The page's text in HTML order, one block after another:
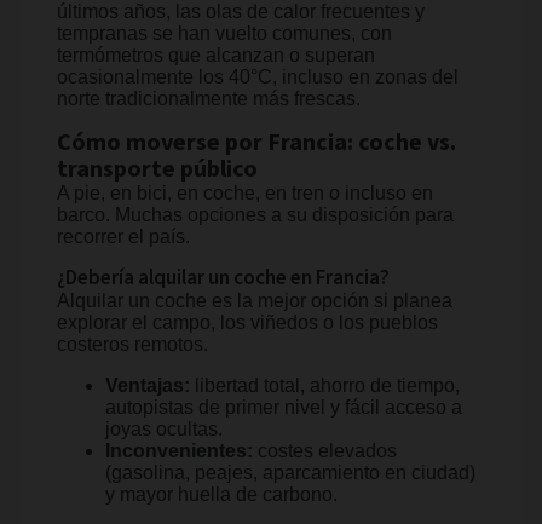
últimos años, las olas de calor frecuentes y
tempranas se han vuelto comunes, con
termómetros que alcanzan o superan
ocasionalmente los 40°C, incluso en zonas del
norte tradicionalmente más frescas.
Cómo moverse por Francia: coche vs.
transporte público
A pie, en bici, en coche, en tren o incluso en
barco. Muchas opciones a su disposición para
recorrer el país.
¿Debería alquilar un coche en Francia?
Alquilar un coche es la mejor opción si planea
explorar el campo, los viñedos o los pueblos
costeros remotos.
Ventajas: libertad total, ahorro de tiempo,
autopistas de primer nivel y fácil acceso a
joyas ocultas.
Inconvenientes: costes elevados
(gasolina, peajes, aparcamiento en ciudad)
y mayor huella de carbono.